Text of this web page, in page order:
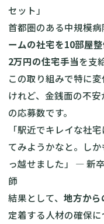
セット」
首都圏のある中規模
ームの社宅を10部屋
2万円の住宅手当を支
この取り組みで特に
けれど、金銭面の不
の応募数です。
「駅近でキレイな社
てみようかなと。し
っ越せました」 — 新
師
結果として、 地方から
定着する人材の確保